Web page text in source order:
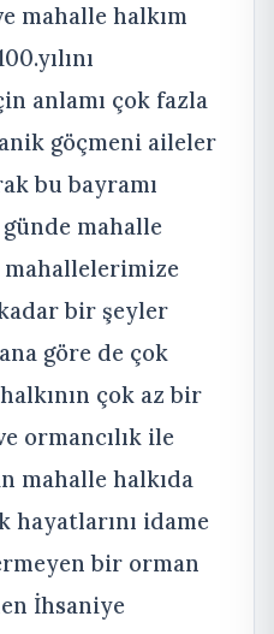
mahalle halkım
anlamı çok fazla
göçmeni aileler
bu bayramı
mahalle
mahallelerimize
bir şeyler
göre de çok
çok az bir
ormancılık ile
mahalle halkıda
hayatlarını idame
bir orman
İhsaniye